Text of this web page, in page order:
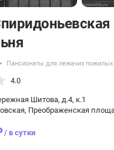
Пансионаты для лежачих
4.0
Шитова, д.4, к.1
Преображенская
/ в сутки